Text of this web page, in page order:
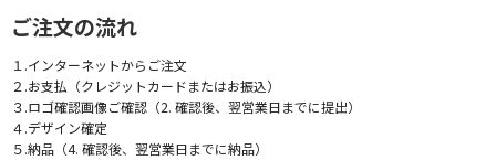
ご注文の流れ
１.インターネットからご注文
２.お支払（クレジットカードまたはお振込）
３.ロゴ確認画像ご確認（2. 確認後、翌営業日までに提出）
４.デザイン確定
５.納品（4. 確認後、翌営業日までに納品）